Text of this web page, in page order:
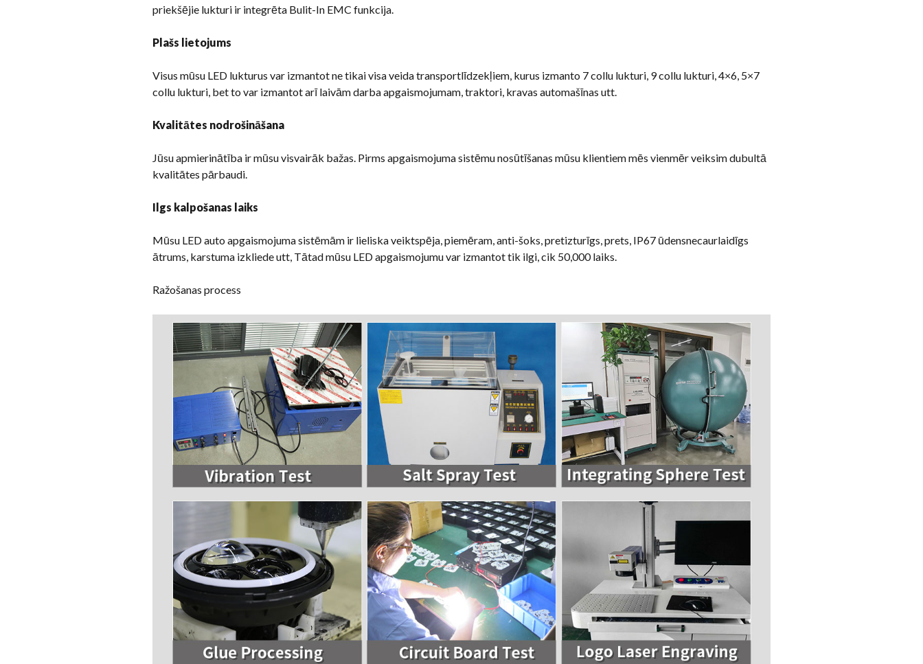
priekšējie lukturi ir integrēta Bulit-In EMC funkcija.
Plašs lietojums
Visus mūsu LED lukturus var izmantot ne tikai visa veida transportlīdzekļiem, kurus izmanto 7 collu lukturi, 9 collu lukturi, 4×6, 5×7
collu lukturi, bet to var izmantot arī laivām darba apgaismojumam, traktori, kravas automašīnas utt.
Kvalitātes nodrošināšana
Jūsu apmierinātība ir mūsu visvairāk bažas. Pirms apgaismojuma sistēmu nosūtīšanas mūsu klientiem mēs vienmēr veiksim dubultā
kvalitātes pārbaudi.
Ilgs kalpošanas laiks
Mūsu LED auto apgaismojuma sistēmām ir lieliska veiktspēja, piemēram, anti-šoks, pretizturīgs, prets, IP67 ūdensnecaurlaidīgs
ātrums, karstuma izkliede utt, Tātad mūsu LED apgaismojumu var izmantot tik ilgi, cik 50,000 laiks.
Ražošanas process